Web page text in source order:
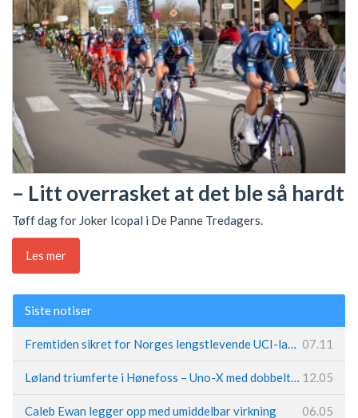
– Litt overrasket at det ble så hardt
Tøff dag for Joker Icopal i De Panne Tredagers.
Les mer
Siste notiser
Fremtiden sikret for Norges lengstlevende UCI-lag – Kristoff trer inn i sentral rolle 07.11
Løland triumferte i Hønefoss – Uno-X med dobbeltslag på hjemmebane 12.05
Caleb Ewan legger opp med umiddelbar virkning 06.05